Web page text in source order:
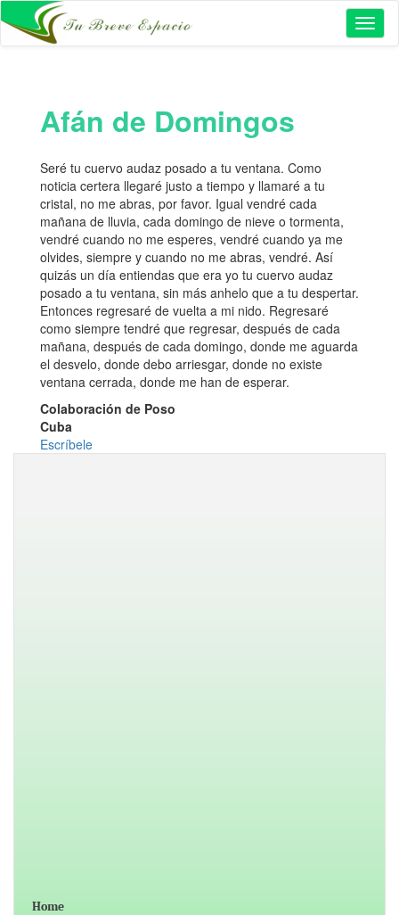
Afán de Domingos
Seré tu cuervo audaz posado a tu ventana. Como
noticia certera llegaré justo a tiempo y llamaré a tu
cristal, no me abras, por favor. Igual vendré cada
mañana de lluvia, cada domingo de nieve o tormenta,
vendré cuando no me esperes, vendré cuando ya me
olvides, siempre y cuando no me abras, vendré. Así
quizás un día entiendas que era yo tu cuervo audaz
posado a tu ventana, sin más anhelo que a tu despertar.
Entonces regresaré de vuelta a mi nido. Regresaré
como siempre tendré que regresar, después de cada
mañana, después de cada domingo, donde me aguarda
el desvelo, donde debo arriesgar, donde no existe
ventana cerrada, donde me han de esperar.
Colaboración de Poso
Cuba
Escríbele
Home